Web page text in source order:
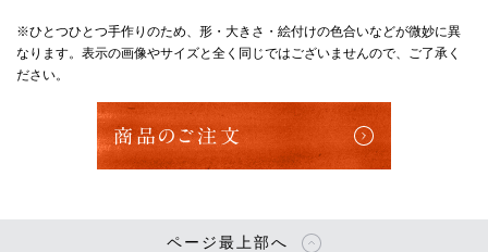
※ひとつひとつ手作りのため、形・大きさ・絵付けの色合いなどが微妙に異
なります。表示の画像やサイズと全く同じではございませんので、ご了承く
ださい。
商品のご注文
ページ最上部へ